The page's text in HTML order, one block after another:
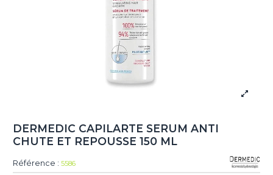
DERMEDIC CAPILARTE SERUM ANTI
CHUTE ET REPOUSSE 150 ML
Référence : 5586